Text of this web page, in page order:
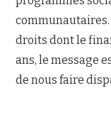
communautaires.
droits dont le
ans, le message
de nous faire